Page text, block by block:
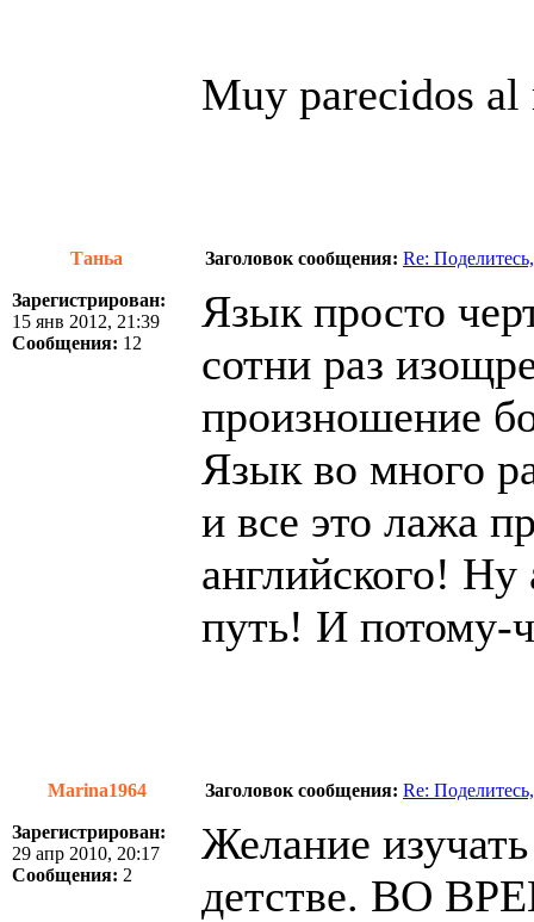
Muy parecidos
Таньа Заголовок сообщения: Re:
Зарегистрирован:
15 янв 2012, 21:39
Сообщения: 12
Язык просто
сотни раз
произношение
Язык во много
и все это лажа
английского!
путь! И
Marina1964 Заголовок сообщения: Re:
Зарегистрирован:
29 апр 2010, 20:17
Сообщения: 2
Желание
детстве. ВО